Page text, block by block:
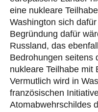
eine nukleare
Washington sich
Begründung dafür
Russland, das
Bedrohungen seitens
nukleare Teilhabe mit
Vermutlich wird in
französischen
Atomabwehrschildes